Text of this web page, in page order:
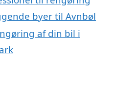
byer til Avnbøl
af din bil i